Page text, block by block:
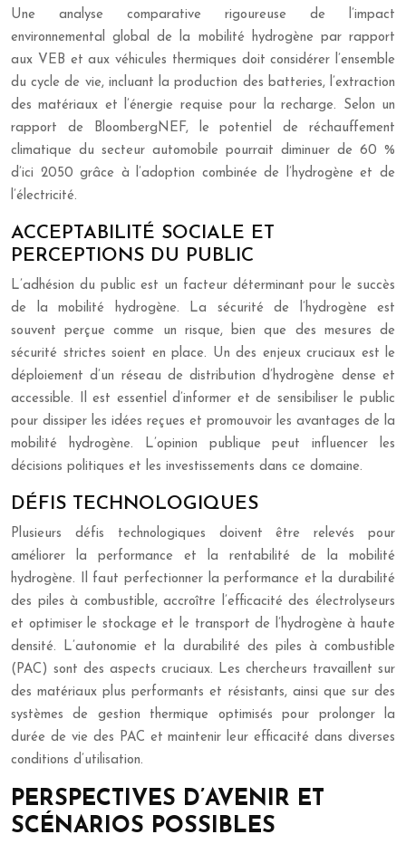
Une analyse comparative rigoureuse de l’impact
environnemental global de la mobilité hydrogène par rapport
aux VEB et aux véhicules thermiques doit considérer l’ensemble
du cycle de vie, incluant la production des batteries, l’extraction
des matériaux et l’énergie requise pour la recharge. Selon un
rapport de BloombergNEF, le potentiel de réchauffement
climatique du secteur automobile pourrait diminuer de 60 %
d’ici 2050 grâce à l’adoption combinée de l’hydrogène et de
l’électricité.
ACCEPTABILITÉ SOCIALE ET
PERCEPTIONS DU PUBLIC
L’adhésion du public est un facteur déterminant pour le succès
de la mobilité hydrogène. La sécurité de l’hydrogène est
souvent perçue comme un risque, bien que des mesures de
sécurité strictes soient en place. Un des enjeux cruciaux est le
déploiement d’un réseau de distribution d’hydrogène dense et
accessible. Il est essentiel d’informer et de sensibiliser le public
pour dissiper les idées reçues et promouvoir les avantages de la
mobilité hydrogène. L’opinion publique peut influencer les
décisions politiques et les investissements dans ce domaine.
DÉFIS TECHNOLOGIQUES
Plusieurs défis technologiques doivent être relevés pour
améliorer la performance et la rentabilité de la mobilité
hydrogène. Il faut perfectionner la performance et la durabilité
des piles à combustible, accroître l’efficacité des électrolyseurs
et optimiser le stockage et le transport de l’hydrogène à haute
densité. L’autonomie et la durabilité des piles à combustible
(PAC) sont des aspects cruciaux. Les chercheurs travaillent sur
des matériaux plus performants et résistants, ainsi que sur des
systèmes de gestion thermique optimisés pour prolonger la
durée de vie des PAC et maintenir leur efficacité dans diverses
conditions d’utilisation.
PERSPECTIVES D’AVENIR ET
SCÉNARIOS POSSIBLES